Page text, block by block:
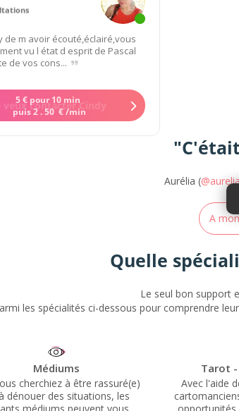
de m avoir écouté,éclairé,vous
vu l état d esprit de Pascal
de vos cons...
veux contacter Cindy
Aurélia (
A
Quelle
Le seul bon support
les spécialités ci-dessous pour comprendre
Tarot - Cartomancie
l'aide de leur 78 cartes, les
peuvent révéler des
Découvrez
planètes et